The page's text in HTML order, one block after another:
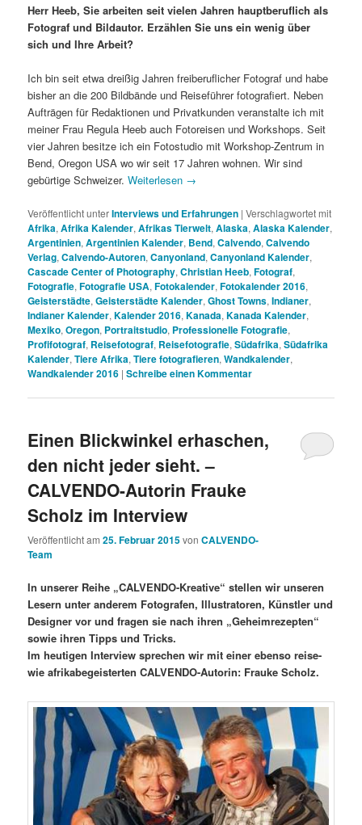
Herr Heeb, Sie arbeiten seit vielen Jahren hauptberuflich als
Fotograf und Bildautor. Erzählen Sie uns ein wenig über
sich und Ihre Arbeit?
Ich bin seit etwa dreißig Jahren freiberuflicher Fotograf und habe
bisher an die 200 Bildbände und Reiseführer fotografiert. Neben
Aufträgen für Redaktionen und Privatkunden veranstalte ich mit
meiner Frau Regula Heeb auch Fotoreisen und Workshops. Seit
vier Jahren besitze ich ein Fotostudio mit Workshop-Zentrum in
Bend, Oregon USA wo wir seit 17 Jahren wohnen. Wir sind
gebürtige Schweizer.Weiterlesen →
Veröffentlicht unterInterviews und Erfahrungen |Verschlagwortet mit
Afrika,Afrika Kalender,Afrikas Tierwelt,Alaska,Alaska Kalender,
Argentinien,Argentinien Kalender, Bend,Calvendo,Calvendo
Verlag,Calvendo-Autoren,Canyonland,Canyonland Kalender,
Cascade Center of Photography,Christian Heeb,Fotograf,
Fotografie,Fotografie USA,Fotokalender,Fotokalender 2016,
Geisterstädte,Geisterstädte Kalender,Ghost Towns,Indianer,
Indianer Kalender,Kalender 2016,Kanada,Kanada Kalender,
Mexiko,Oregon, Portraitstudio, Professionelle Fotografie,
Profifotograf, Reisefotograf, Reisefotografie,Südafrika,Südafrika
Kalender,Tiere Afrika,Tiere fotografieren,Wandkalender,
Wandkalender 2016 |Schreibe einen Kommentar
Einen Blickwinkel erhaschen,
den nicht jeder sieht. –
CALVENDO-Autorin Frauke
Scholz im Interview
Veröffentlicht am25. Februar 2015vonCALVENDO-
Team
In unserer Reihe „CALVENDO-Kreative“ stellen wir unseren
Lesern unter anderem Fotografen, Illustratoren, Künstler und
Designer vor und fragen sie nach ihren „Geheimrezepten“
sowie ihren Tipps und Tricks.
Im heutigen Interview sprechen wir mit einer ebenso reise-
wie afrikabegeisterten CALVENDO-Autorin: Frauke Scholz.